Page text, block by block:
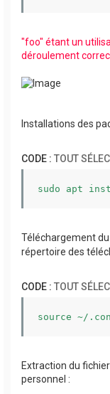
"foo" étant un
déroulement
Installations des
CODE : TOUT
sudo apt
Téléchargement du
répertoire des
CODE : TOUT
source ~/
Extraction du
personnel :